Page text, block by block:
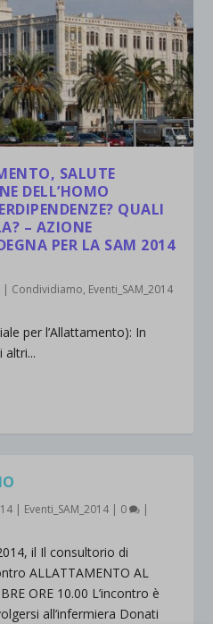
SALUTE
DELL’HOMO
QUALI
– AZIONE
PER LA SAM 2014
| Condividiamo, Eventi_SAM_2014
per l’Allattamento): In
altri...
| Eventi_SAM_2014 | 0 |
il Il consultorio di
ALLATTAMENTO AL
ORE 10.00 L’incontro è
all’infermiera Donati